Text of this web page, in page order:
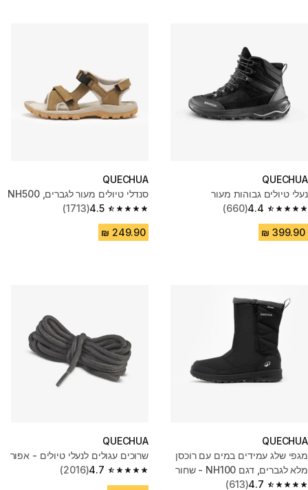
QUECHUA
נעלי טיולים גבוהות מעור
4.4
4.4 out of 5 stars from 660 reviews
(660)
QUECHUA
סנדלי טיולים מעור לגברים, NH500
4.5
4.5 out of 5 stars from 1713 reviews
(1713)
QUECHUA
מגפי שלג עמידים במים עם רוכסן
מלא לגברים, דגם NH100 - שחור
4.7
(613)
QUECHUA
שרוכים עגולים לנעלי טיולים - אפור
4.7
4.7 out of 5 stars from 2016 reviews
(2016)